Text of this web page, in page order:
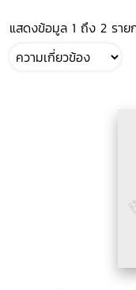
แสดงข้อมูล 1 ถึง 2 รา